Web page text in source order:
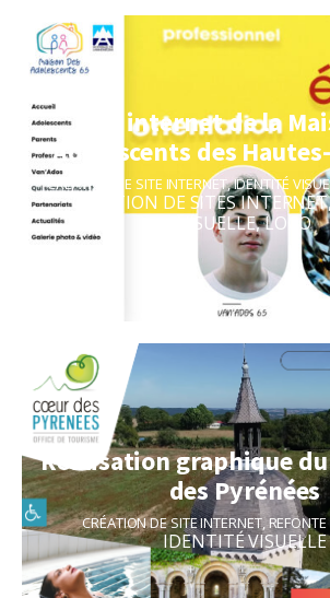
Site internet de la
Adolescents des
CRÉATION DE SITE INTERNET,IDENTITÉ
CRÉATION DE SITES INTERNET
VISUELLE,LOGO
Réalisation graphique
des Pyrénées
CRÉATION DE SITE INTERNET,
IDENTITÉ VISUELLE